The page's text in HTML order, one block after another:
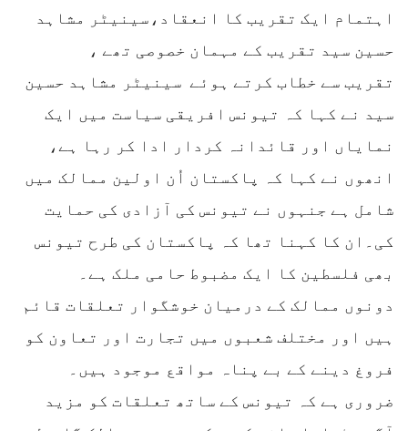
اہتمام ایک تقریب کا انعقاد،سینیٹر مشاہد
حسین سید تقریب کے مہمان خصوصی تھے ،
تقریب سے خطاب کرتے ہوئے سینیٹر مشاہد حسین
سید نے کہا کہ تیونس افریقی سیاست میں ایک
نمایاں اور قائدانہ کردار ادا کر رہا ہے،
انھوں نے کہا کہ پاکستان اُن اولین ممالک میں
شامل ہے جنہوں نے تیونس کی آزادی کی حمایت
کی۔ان کا کہنا تھا کہ پاکستان کی طرح تیونس
بھی فلسطین کا ایک مضبوط حامی ملک ہے۔
دونوں ممالک کے درمیان خوشگوار تعلقات قائم
ہیں اور مختلف شعبوں میں تجارت اور تعاون کو
فروغ دینے کے بے پناہ مواقع موجود ہیں۔
ضروری ہے کہ تیونس کے ساتھ تعلقات کو مزید